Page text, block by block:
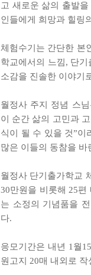
고 새로운 삶의 출발
인들에게 희망과 힐링
체험수기는 간단한 본
학교에서의 느낌, 단
소감을 진솔한 이야기
월정사 주지 정념 스
이 순간 삶의 고민과
식이 될 수 있을 것”이
많은 이들의 동참을 바
월정사 단기출가학교
30만원을 비롯해 25편
는 소정의 기념품을
다.
응모기간은 내년 1월
원고지 20매 내외로